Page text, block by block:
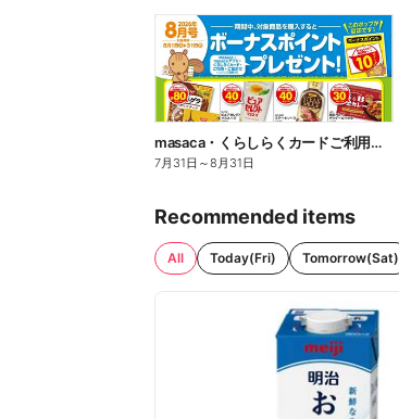
masaca・くらしらくカードご利用・ご提示でポイントゲット!
7月31日 ～8月31日
Recommended items
All Today(Fri) Tomorrow(Sat)